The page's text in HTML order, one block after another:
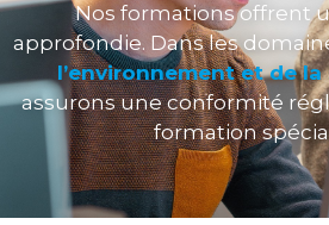
Nos formations offrent
approfondie. Dans les
l’environnement et de
assurons une conformité
formation